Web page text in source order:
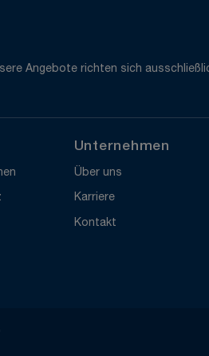
Angebote richten sich
Unternehmen
Über uns
Karriere
Kontakt